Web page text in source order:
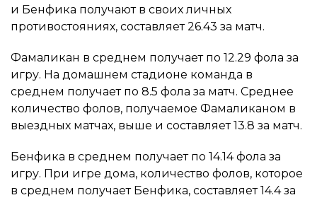
и Бенфика получают в своих личных
противостояниях, составляет 26.43 за матч.
Фамаликан в среднем получает по 12.29 фола за
игру. На домашнем стадионе команда в
среднем получает по 8.5 фола за матч. Среднее
количество фолов, получаемое Фамаликаном в
выездных матчах, выше и составляет 13.8 за матч.
Бенфика в среднем получает по 14.14 фола за
игру. При игре дома, количество фолов, которое
в среднем получает Бенфика, составляет 14.4 за